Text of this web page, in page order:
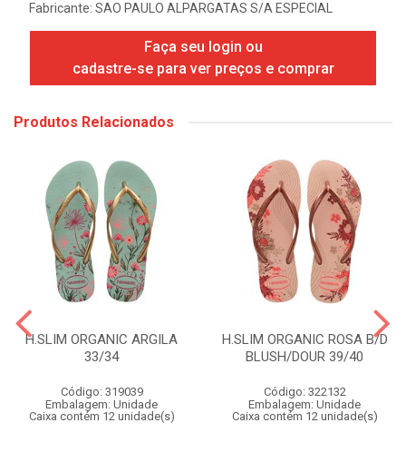
Fabricante: SAO PAULO ALPARGATAS S/A ESPECIAL
Faça seu login ou
cadastre-se para ver preços e comprar
Produtos Relacionados
H.SLIM ORGANIC ARGILA
33/34
Código: 319039
Embalagem: Unidade
Caixa contém 12 unidade(s)
H.SLIM ORGANIC ROSA B/D
BLUSH/DOUR 39/40
Código: 322132
Embalagem: Unidade
Caixa contém 12 unidade(s)